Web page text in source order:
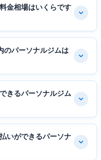
金相場はいくらです
のパーソナルジムは
きるパーソナルジム
いができるパーソナ